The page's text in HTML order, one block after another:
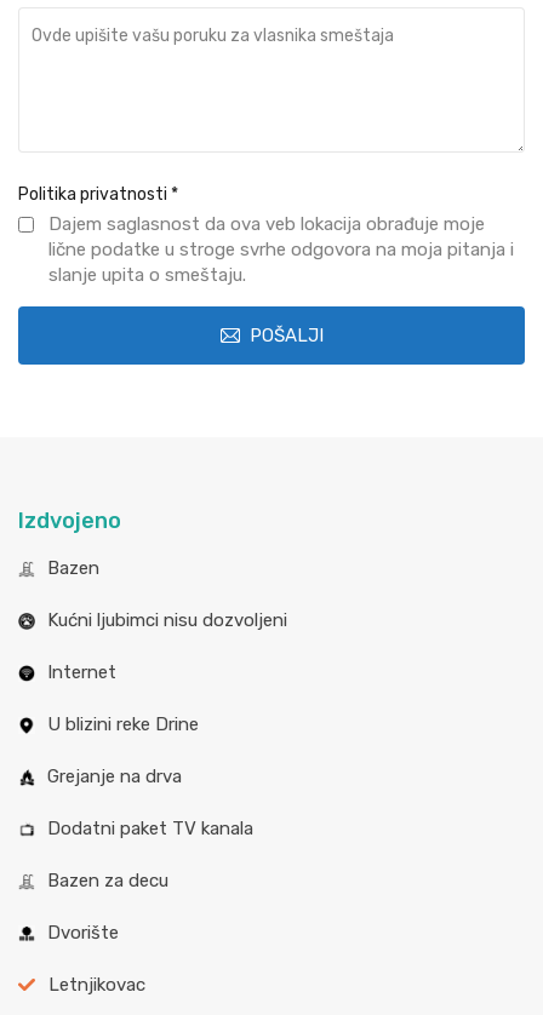
Politika privatnosti *
Dajem saglasnost da ova veb lokacija obrađuje moje
lične podatke u stroge svrhe odgovora na moja pitanja i
slanje upita o smeštaju.
POŠALJI
Izdvojeno
Bazen
Kućni ljubimci nisu dozvoljeni
Internet
U blizini reke Drine
Grejanje na drva
Dodatni paket TV kanala
Bazen za decu
Dvorište
Letnjikovac